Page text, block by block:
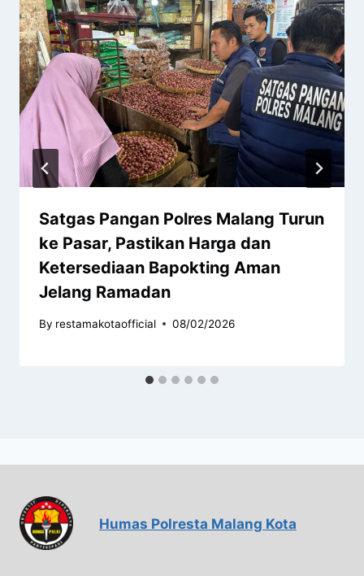
Satgas Pangan Polres Malang Turun
ke Pasar, Pastikan Harga dan
Ketersediaan Bapokting Aman
Jelang Ramadan
By restamakotaofficial 08/02/2026
Humas Polresta Malang Kota